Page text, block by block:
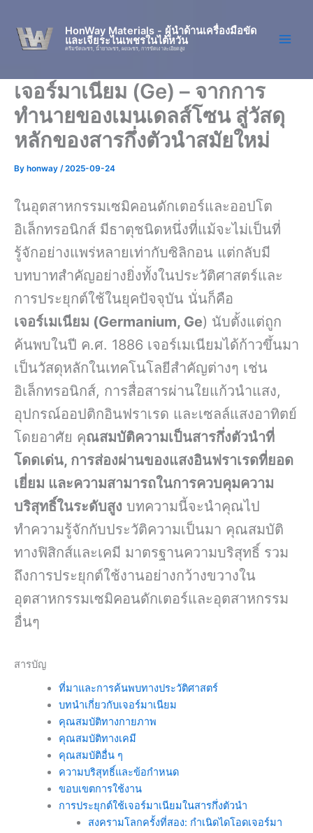
content
HonWay Materials - ผู้นำด้านเครื่องมือขัด
และเจียระไนเพชรในไต้หวัน
ครีมขัดเพชร, น้ำยาเพชร, ผงเพชร, การขัดเงาละเอียดสูง
เจอร์มาเนียม (Ge) – จากการ
ทำนายของเมนเดลส์โซน สู่วัสดุ
หลักของสารกึ่งตัวนำสมัยใหม่
By honway /2025-09-24
ในอุตสาหกรรมเซมิคอนดักเตอร์และออปโต
อิเล็กทรอนิกส์ มีธาตุชนิดหนึ่งที่แม้จะไม่เป็นที่
รู้จักอย่างแพร่หลายเท่ากับซิลิกอน แต่กลับมี
บทบาทสำคัญอย่างยิ่งทั้งในประวัติศาสตร์และ
การประยุกต์ใช้ในยุคปัจจุบัน นั่นก็คือ
เจอร์เมเนียม (Germanium, Ge) นับตั้งแต่ถูก
ค้นพบในปี ค.ศ. 1886 เจอร์เมเนียมได้ก้าวขึ้นมา
เป็นวัสดุหลักในเทคโนโลยีสำคัญต่างๆ เช่น
อิเล็กทรอนิกส์, การสื่อสารผ่านใยแก้วนำแสง,
อุปกรณ์ออปติกอินฟราเรด และเซลล์แสงอาทิตย์
โดยอาศัย คุณสมบัติความเป็นสารกึ่งตัวนำที่
โดดเด่น, การส่องผ่านของแสงอินฟราเรดที่ยอด
เยี่ยม และความสามารถในการควบคุมความ
บริสุทธิ์ในระดับสูง บทความนี้จะนำคุณไป
ทำความรู้จักกับประวัติความเป็นมา คุณสมบัติ
ทางฟิสิกส์และเคมี มาตรฐานความบริสุทธิ์ รวม
ถึงการประยุกต์ใช้งานอย่างกว้างขวางใน
อุตสาหกรรมเซมิคอนดักเตอร์และอุตสาหกรรม
อื่นๆ
สารบัญ
ที่มาและการค้นพบทางประวัติศาสตร์
บทนำเกี่ยวกับเจอร์มาเนียม
คุณสมบัติทางกายภาพ
คุณสมบัติทางเคมี
คุณสมบัติอื่น ๆ
ความบริสุทธิ์และข้อกำหนด
ขอบเขตการใช้งาน
การประยุกต์ใช้เจอร์มาเนียมในสารกึ่งตัวนำ
สงครามโลกครั้งที่สอง: กำเนิดไดโอดเจอร์มา